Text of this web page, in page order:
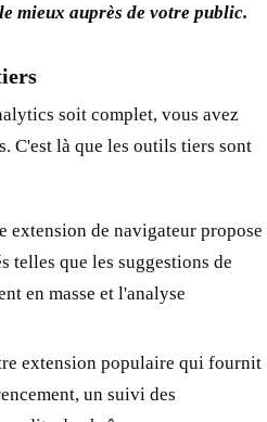
mieux auprès de votre public.
soit complet, vous avez
C'est là que les outils tiers sont
extension de navigateur propose
telles que les suggestions de
en masse et l'analyse
extension populaire qui fournit
un suivi des